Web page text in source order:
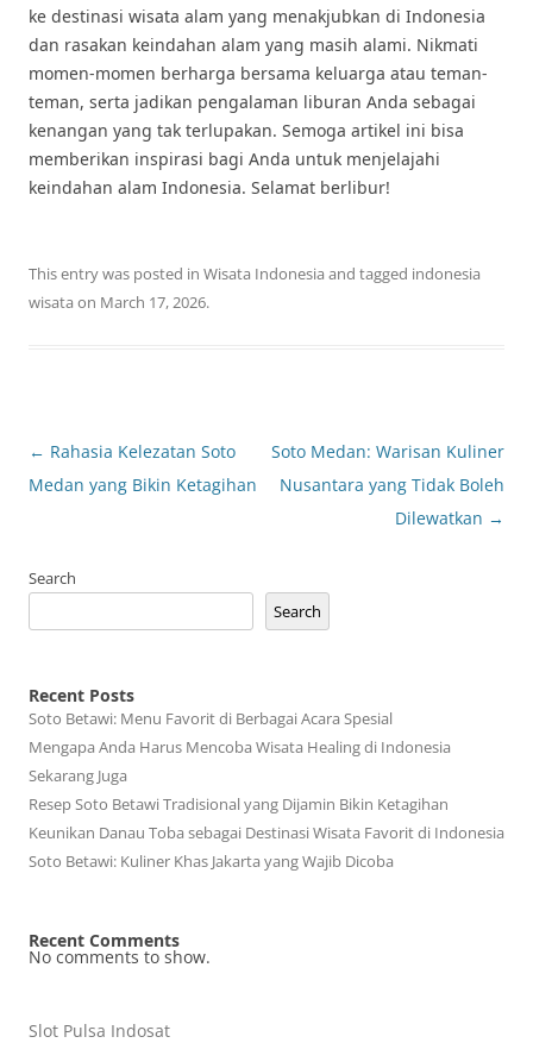
ke destinasi wisata alam yang menakjubkan di Indonesia
dan rasakan keindahan alam yang masih alami. Nikmati
momen-momen berharga bersama keluarga atau teman-
teman, serta jadikan pengalaman liburan Anda sebagai
kenangan yang tak terlupakan. Semoga artikel ini bisa
memberikan inspirasi bagi Anda untuk menjelajahi
keindahan alam Indonesia. Selamat berlibur!
This entry was posted in Wisata Indonesia and tagged indonesia
wisata on March 17, 2026.
Post
navigation
← Rahasia Kelezatan Soto
Medan yang Bikin Ketagihan
Soto Medan: Warisan Kuliner
Nusantara yang Tidak Boleh
Dilewatkan →
Search
Search
Recent Posts
Soto Betawi: Menu Favorit di Berbagai Acara Spesial
Mengapa Anda Harus Mencoba Wisata Healing di Indonesia
Sekarang Juga
Resep Soto Betawi Tradisional yang Dijamin Bikin Ketagihan
Keunikan Danau Toba sebagai Destinasi Wisata Favorit di Indonesia
Soto Betawi: Kuliner Khas Jakarta yang Wajib Dicoba
Recent Comments
No comments to show.
Slot Pulsa Indosat